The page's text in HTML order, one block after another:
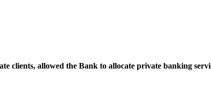
clients, allowed the Bank to allocate private banking